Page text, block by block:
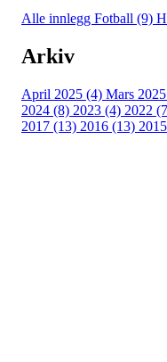
Alle innlegg Fotball (9)
Arkiv
April 2025 (4) Mars
2024 (8) 2023 (4) 2022
2017 (13) 2016 (13)